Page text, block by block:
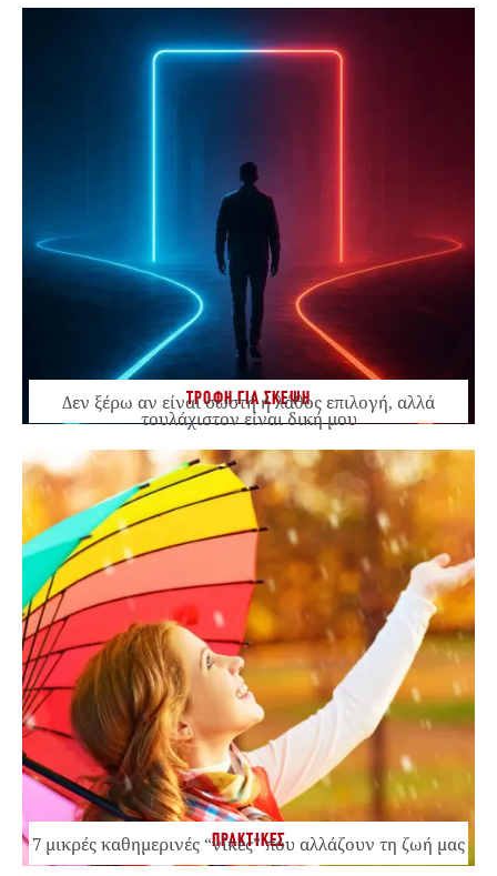
ΤΡΟΦΗ ΓΙΑ ΣΚΕΨΗ
Δεν ξέρω αν είναι σωστή ή λάθος επιλογή, αλλά
τουλάχιστον είναι δική μου
ΠΡΑΚΤΙΚΕΣ
7 μικρές καθημερινές “νίκες” που αλλάζουν τη ζωή μας